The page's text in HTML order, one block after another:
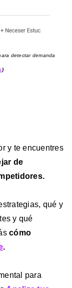
detectar demanda
)
y te encuentres
de
qué y
y qué
cómo
.
para